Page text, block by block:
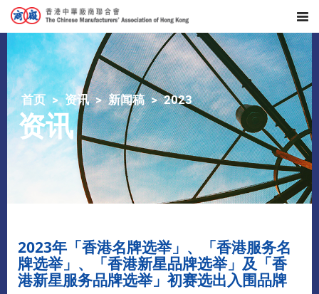
首页 资讯 新闻稿 2023
资讯
2023年「香港名牌选举」、「香港服务名
牌选举」、「香港新星品牌选举」及「香
港新星服务品牌选举」初赛选出入围品牌